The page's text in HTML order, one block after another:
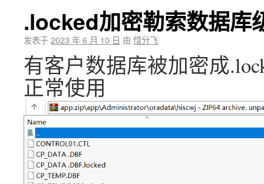
.locked加密勒索数据库
发表于2023 年 6 月 10 日 由 惜分飞
有客户数据库被加密成
正常使用